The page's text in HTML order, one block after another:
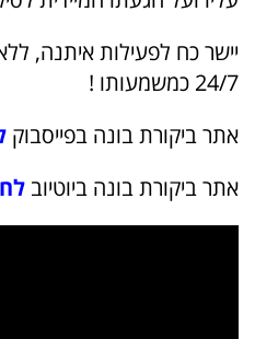
יישר כח לפעילות איתנה,
24/7 כמשמעותו !
אתר ביקורת בונה בפייסבוק
אתר ביקורת בונה ביוטיוב